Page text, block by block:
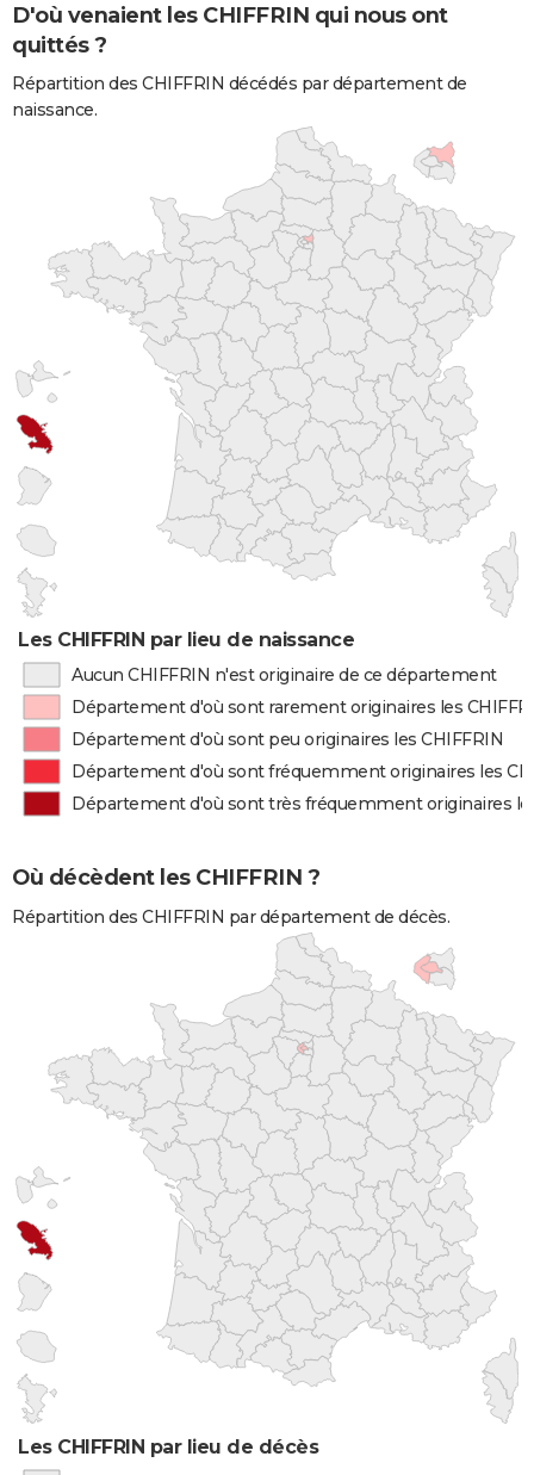
D'où venaient les CHIFFRIN qui nous ont
quittés ?
Répartition des CHIFFRIN décédés par département de
naissance.
Les CHIFFRIN par lieu de naissance
Aucun CHIFFRIN n'est originaire de ce département
Département d'où sont rarement originaires les
Département d'où sont peu originaires les CHIFFRIN
Département d'où sont fréquemment originaires les
Département d'où sont très fréquemment originaires
Où décèdent les CHIFFRIN ?
Répartition des CHIFFRIN par département de décès.
Les CHIFFRIN par lieu de décès